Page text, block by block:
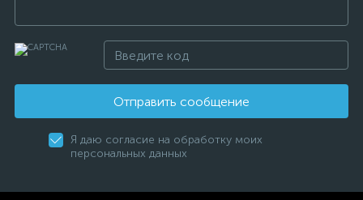
Отправить сообщение
Я даю согласие на обработку моих
персональных данных